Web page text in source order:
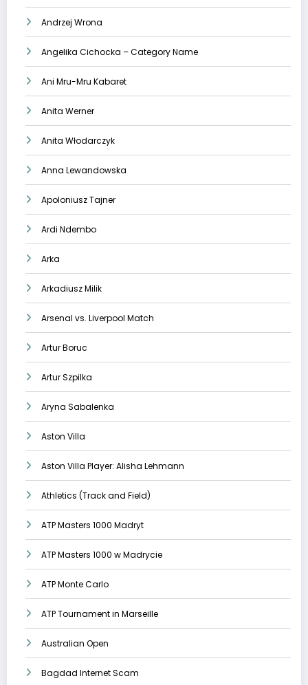
Andrzej Wrona
Angelika Cichocka – Category Name
Ani Mru-Mru Kabaret
Anita Werner
Anita Włodarczyk
Anna Lewandowska
Apoloniusz Tajner
Ardi Ndembo
Arka
Arkadiusz Milik
Arsenal vs. Liverpool Match
Artur Boruc
Artur Szpilka
Aryna Sabalenka
Aston Villa
Aston Villa Player: Alisha Lehmann
Athletics (Track and Field)
ATP Masters 1000 Madryt
ATP Masters 1000 w Madrycie
ATP Monte Carlo
ATP Tournament in Marseille
Australian Open
Bagdad Internet Scam